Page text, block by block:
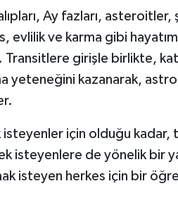
Ay fazları, asteroitler,
ve karma gibi
girişle birlikte,
yeteneğini kazanarak,
isteyenler için olduğu kadar,
isteyenlere de yönelik bir
isteyen herkes için bir